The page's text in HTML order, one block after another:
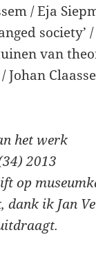
/ Eja
society’ /
van
Johan
het werk
2013
op
dank ik Jan